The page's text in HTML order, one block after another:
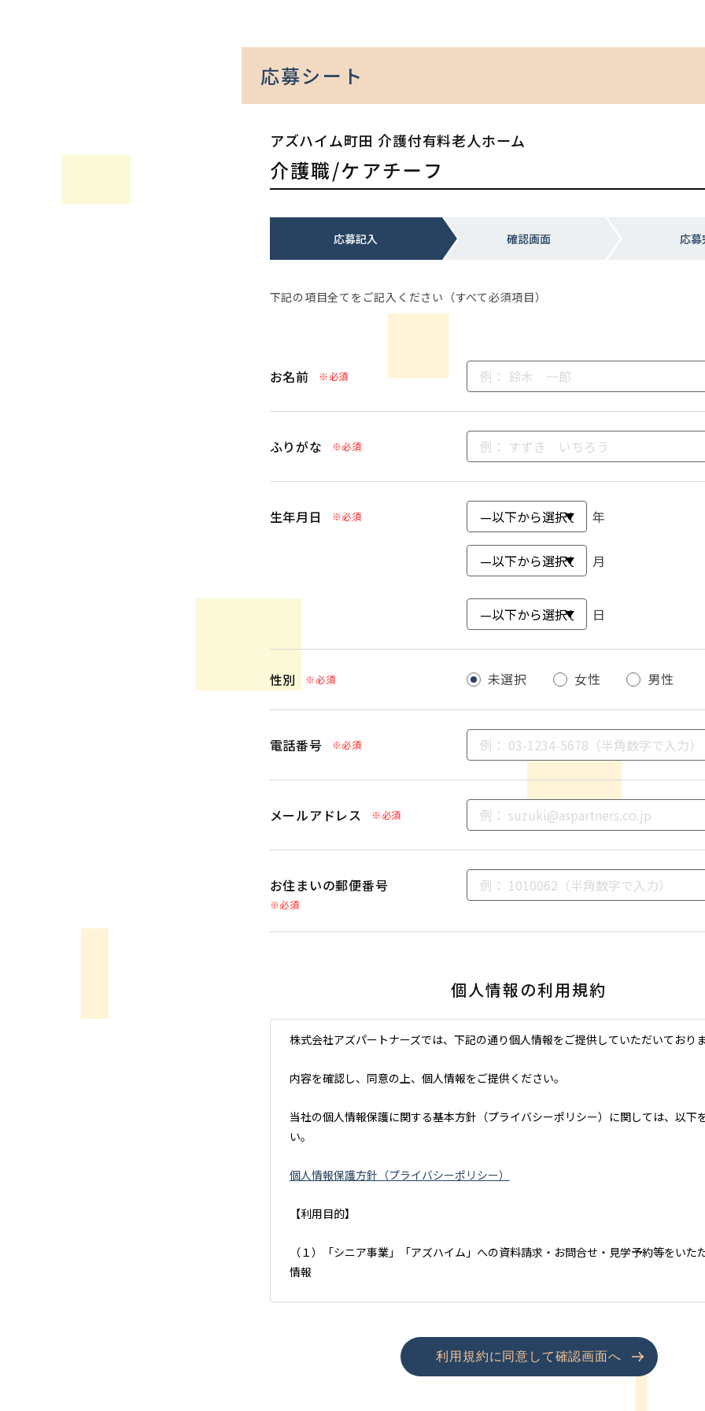
応募シート
アズハイム町田 介護付有料老人ホーム
介護職/ケアチーフ
応募記入 確認画面 応募
下記の項目全てをご記入ください（すべて必須項目）
お名前 ※必須
ふりがな ※必須
生年月日 ※必須 年
月
日
性別 ※必須 未選択 女性 男性
電話番号 ※必須
メールアドレス ※必須
お住まいの郵便番号
※必須
個人情報の利用規約
株式会社アズパートナーズでは、下記の通り個人情報をご提供していただいており
内容を確認し、同意の上、個人情報をご提供ください。
当社の個人情報保護に関する基本方針（プライバシーポリシー）に関しては、以下
い。
個人情報保護方針（プライバシーポリシー）
【利用目的】
（１）「シニア事業」「アズハイム」への資料請求・お問合せ・見学予約等をいた
情報
（２）「不動産事業」へのお問合せをいただいた方の個人情報
利用規約に同意して確認画面へ